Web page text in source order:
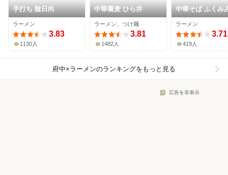
手打ち 陰日向
ラーメン
3.83
1130人
中華蕎麦 ひら井
ラーメン、つけ麺
3.81
1482人
中華そば ふくみ
ラーメン
3.71
419人
府中×ラーメンのランキングをもっと見る
広告を非表示